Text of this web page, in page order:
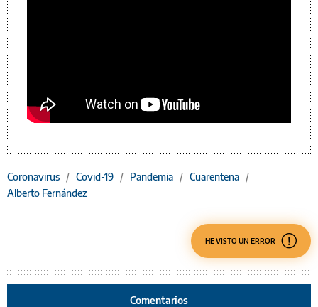
Coronavirus / Covid-19 / Pandemia / Cuarentena /
Alberto Fernández
HE VISTO UN ERROR
Comentarios